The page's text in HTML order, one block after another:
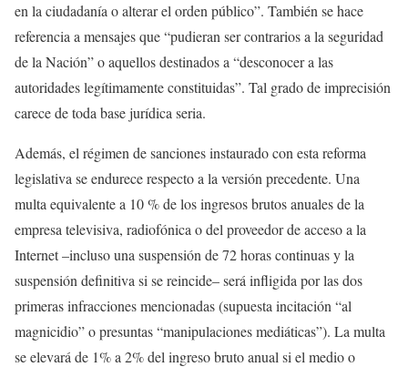
en la ciudadanía o alterar el orden público”. También se hace
referencia a mensajes que “pudieran ser contrarios a la seguridad
de la Nación” o aquellos destinados a “desconocer a las
autoridades legítimamente constituidas”. Tal grado de imprecisión
carece de toda base jurídica seria.
Además, el régimen de sanciones instaurado con esta reforma
legislativa se endurece respecto a la versión precedente. Una
multa equivalente a 10 % de los ingresos brutos anuales de la
empresa televisiva, radiofónica o del proveedor de acceso a la
Internet –incluso una suspensión de 72 horas continuas y la
suspensión definitiva si se reincide– será infligida por las dos
primeras infracciones mencionadas (supuesta incitación “al
magnicidio” o presuntas “manipulaciones mediáticas”). La multa
se elevará de 1% a 2% del ingreso bruto anual si el medio o